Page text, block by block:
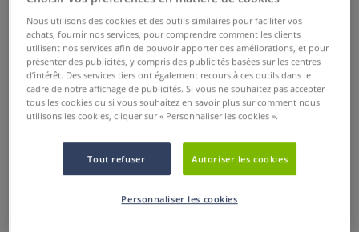
Papier du Japon Hosho - 80 g/m2
0 Commentaires
Nous utilisons des cookies et des outils similaires pour faciliter vos
achats, fournir nos services, pour comprendre comment les clients
utilisent nos services afin de pouvoir apporter des améliorations, et pour
présenter des publicités, y compris des publicités basées sur les centres
d’intérêt. Des services tiers ont également recours à ces outils dans le
cadre de notre affichage de publicités. Si vous ne souhaitez pas accepter
tous les cookies ou si vous souhaitez en savoir plus sur comment nous
utilisons les cookies, cliquer sur « Personnaliser les cookies ».
Tout refuser Autoriser les cookies
Personnaliser les cookies